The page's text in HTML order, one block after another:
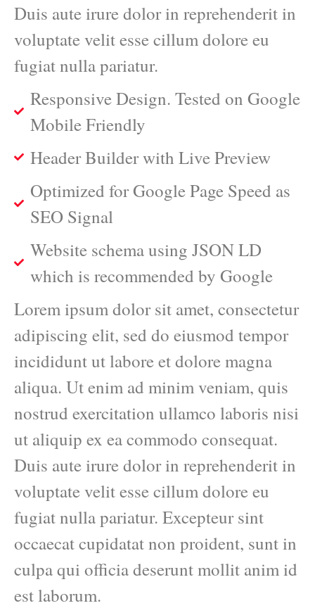
Duis aute irure dolor in reprehenderit in
voluptate velit esse cillum dolore eu
fugiat nulla pariatur.
Responsive Design. Tested on Google
Mobile Friendly
Header Builder with Live Preview
Optimized for Google Page Speed as
SEO Signal
Website schema using JSON LD
which is recommended by Google
Lorem ipsum dolor sit amet, consectetur
adipiscing elit, sed do eiusmod tempor
incididunt ut labore et dolore magna
aliqua. Ut enim ad minim veniam, quis
nostrud exercitation ullamco laboris nisi
ut aliquip ex ea commodo consequat.
Duis aute irure dolor in reprehenderit in
voluptate velit esse cillum dolore eu
fugiat nulla pariatur. Excepteur sint
occaecat cupidatat non proident, sunt in
culpa qui officia deserunt mollit anim id
est laborum.